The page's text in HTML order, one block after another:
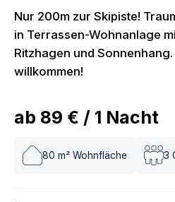
Nur 200m zur Skipiste!
in Terrassen-Wohnanlage
Ritzhagen und
willkommen!
ab 89 € / 1 Nacht
80 m² Wohnfläche 3